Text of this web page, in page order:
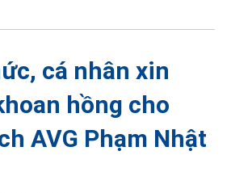
cá nhân xin
hồng cho
AVG Phạm Nhật